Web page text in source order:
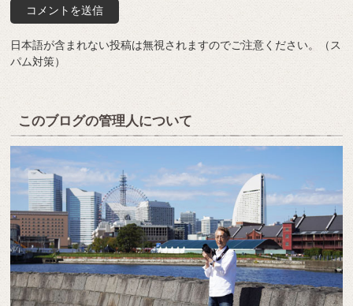
日本語が含まれない投稿は無視されますのでご注意ください。（ス
パム対策）
このブログの管理人について